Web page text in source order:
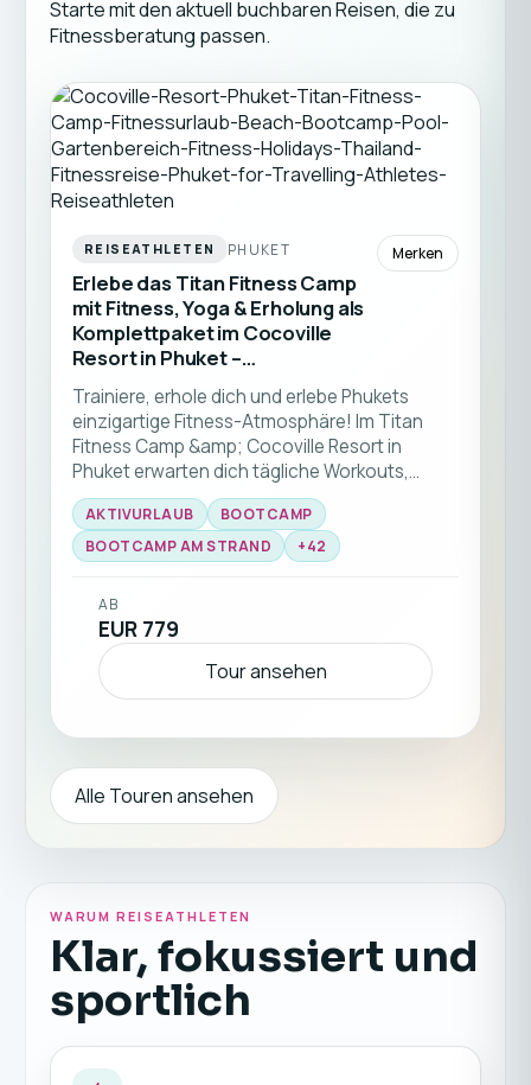
Starte mit den aktuell buchbaren Reisen, die zu
Fitnessberatung passen.
REISEATHLETEN PHUKET
Erlebe das Titan Fitness Camp
mit Fitness, Yoga & Erholung als
Komplettpaket im Cocoville
Resort in Phuket –
Fitnessurlaub in Thailand
Merken
Trainiere, erhole dich und erlebe Phukets
einzigartige Fitness-Atmosphäre! Im Titan
Fitness Camp &amp; Cocoville Resort in
Phuket erwarten dich tägliche Workouts,
Yoga, Strandtraining, Personal Training und
gesunde, auf deine Bedürfnisse abgestimmte
Verpflegung – ideal für alle Fitnesslevels und
Lebensstil. Diese Fitnessreise nach Phuket ist
ideal für Solo-Reisende aller Fitnesslevels.
AKTIVURLAUB
BOOTCAMP
BOOTCAMP AM STRAND
+42
AB
EUR 779
Tour ansehen
Alle Touren ansehen
WARUM REISEATHLETEN
Klar, fokussiert und
sportlich